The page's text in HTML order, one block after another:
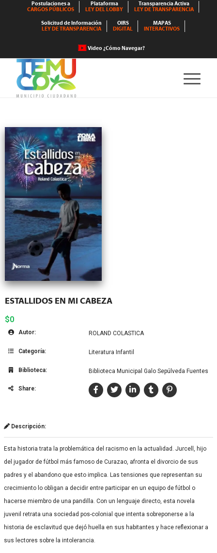
Postulaciones a
CARGOS PÚBLICOS
Plataforma
LEY DEL LOBBY
Transparencia Activa
LEY DE TRANSPARENCIA
Solicitud de Información
LEY DE TRANSPARENCIA
OIRS
DIGITAL
MAPAS
INTERACTIVOS
Video ¿Cómo Navegar?
ESTALLIDOS EN MI CABEZA
$0
Autor: ROLAND COLASTICA
Categoría: Literatura Infantil
Biblioteca: Biblioteca Municipal Galo Sepúlveda Fuentes
Share:
Descripción:
Esta historia trata la problemática del racismo en la actualidad. Jurcell, hijo
del jugador de fútbol más famoso de Curazao, afronta el divorcio de sus
padres y el abandono que esto implica. Las tensiones que representan su
crecimiento lo obligan a decidir entre participar en un equipo de fútbol o
hacerse miembro de una pandilla. Con un lenguaje directo, esta novela
juvenil retrata una sociedad pos-colonial que intenta sobreponerse a la
historia de esclavitud que dejó huella en sus habitantes y hace reflexionar a
sus lectores sobre la intolerancia.